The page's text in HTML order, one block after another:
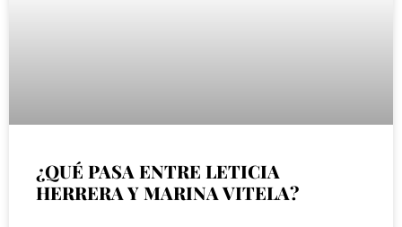
¿QUÉ PASA ENTRE LETICIA
HERRERA Y MARINA VITELA?